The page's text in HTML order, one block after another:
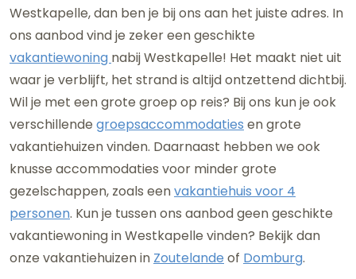
Westkapelle, dan ben je bij ons aan het juiste adres. In
ons aanbod vind je zeker een geschikte
vakantiewoning nabij Westkapelle! Het maakt niet uit
waar je verblijft, het strand is altijd ontzettend dichtbij.
Wil je met een grote groep op reis? Bij ons kun je ook
verschillende groepsaccommodaties en grote
vakantiehuizen vinden. Daarnaast hebben we ook
knusse accommodaties voor minder grote
gezelschappen, zoals eenvakantiehuis voor 4
personen. Kun je tussen ons aanbod geen geschikte
vakantiewoning in Westkapelle vinden? Bekijk dan
onze vakantiehuizen in Zoutelande of Domburg.